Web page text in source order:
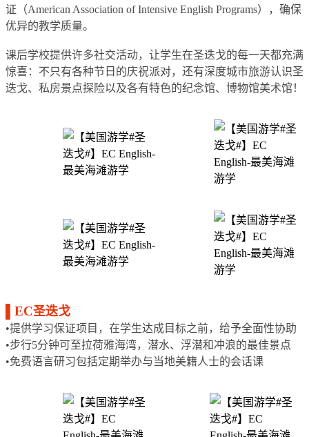
证（American Association of Intensive English Programs），确保
优异的教学质量。
课后学校提供许多社交活动，让学生在圣迭戈的每一天都充满
惊喜：不只有各种节日的庆祝派对，还有深度城市旅游认识圣
迭戈、私房景点探险以及各有特色的纪念馆、博物馆美术馆！
EC圣迭戈
•提供学习保证项目，在学生达成目标之前，给予全面性协助
•步行5分钟可至拉荷雅海湾，潜水、浮潜和冲浪的最佳景点
•免费语言研习包括定期举办与当地美籍人士的会话课